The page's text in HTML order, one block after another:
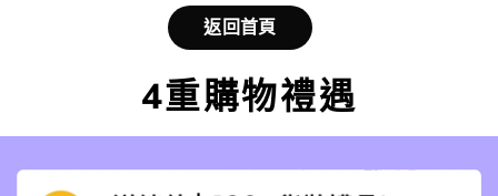
返回首頁
4重購物禮遇